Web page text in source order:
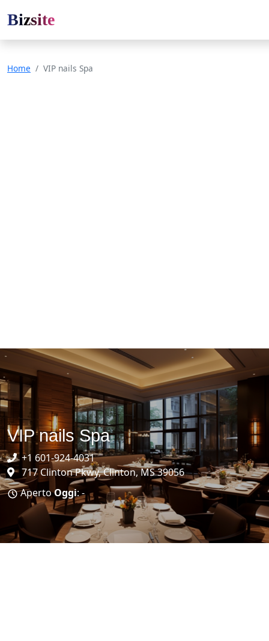
Bizsite
Home VIP nails Spa
VIP nails Spa
+1 601-924-4031
717 Clinton Pkwy, Clinton, MS 39056
ApertoOggi: -